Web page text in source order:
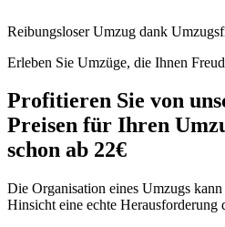
Reibungsloser Umzug dank
Erleben Sie Umzüge, die Ihnen
Profitieren Sie von
Preisen für Ihren
schon ab 22€
Die Organisation eines Umzugs
Hinsicht eine echte Herausforderung